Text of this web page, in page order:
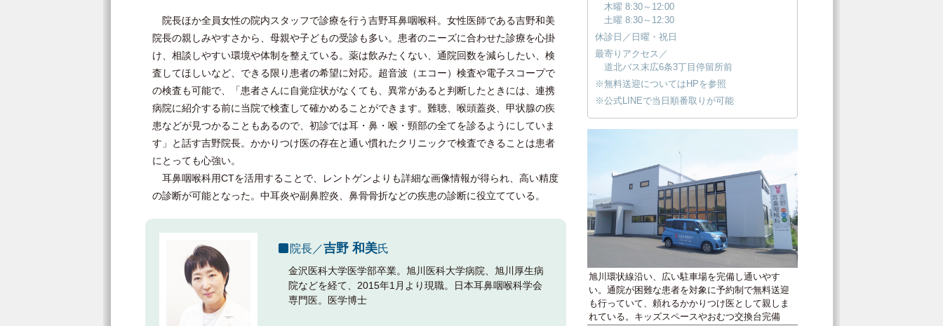
院長ほか全員女性の院内スタッフで診療を行う吉野耳鼻咽喉科。女性医師である吉野和美
院長の親しみやすさから、母親や子どもの受診も多い。患者のニーズに合わせた診療を心掛
け、相談しやすい環境や体制を整えている。薬は飲みたくない、通院回数を減らしたい、検
査してほしいなど、できる限り患者の希望に対応。超音波（エコー）検査や電子スコープで
の検査も可能で、「患者さんに自覚症状がなくても、異常があると判断したときには、連携
病院に紹介する前に当院で検査して確かめることができます。難聴、喉頭蓋炎、甲状腺の疾
患などが見つかることもあるので、初診では耳・鼻・喉・頸部の全てを診るようにしていま
す」と話す吉野院長。かかりつけ医の存在と通い慣れたクリニックで検査できることは患者
にとっても心強い。
耳鼻咽喉科用CTを活用することで、レントゲンよりも詳細な画像情報が得られ、高い精度
の診断が可能となった。中耳炎や副鼻腔炎、鼻骨骨折などの疾患の診断に役立てている。
院長／吉野 和美氏
金沢医科大学医学部卒業。旭川医科大学病院、旭川厚生病
院などを経て、2015年1月より現職。日本耳鼻咽喉科学会
専門医。医学博士
木曜 8:30～12:00
土曜 8:30～12:30
休診日／日曜・祝日
最寄りアクセス／
道北バス末広6条3丁目停留所前
※無料送迎についてはHPを参照
※公式LINEで当日順番取りが可能
旭川環状線沿い、広い駐車場を完備し通いやす
い。通院が困難な患者を対象に予約制で無料送迎
も行っていて、頼れるかかりつけ医として親しま
れている。キッズスペースやおむつ交換台完備